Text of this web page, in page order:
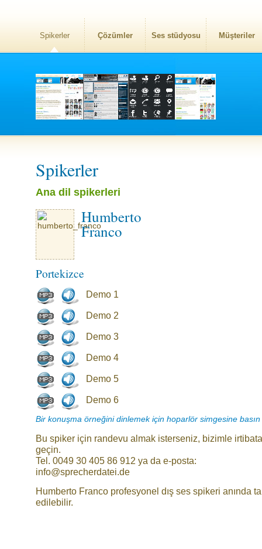
Spikerler Çözümler Ses stüdyosu Müşteriler
Spikerler
Ana dil spikerleri
Humberto
Franco
Portekizce
Demo 1
Demo 2
Demo 3
Demo 4
Demo 5
Demo 6
Bir konuşma örneğini dinlemek için hoparlör simgesine basın
Bu spiker için randevu almak isterseniz, bizimle irtibata
geçin.
Tel. 0049 30 405 86 912 ya da e-posta:
info@sprecherdatei.de
Humberto Franco profesyonel dış ses spikeri anında
edilebilir.